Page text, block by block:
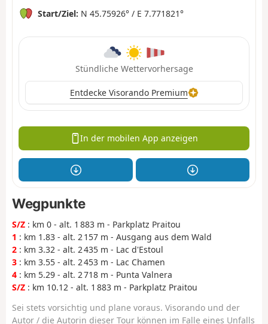
Start/Ziel: N 45.75926° / E 7.771821°
Stündliche Wettervorhersage
Entdecke Visorando Premium
In der mobilen App anzeigen
Wegpunkte
S/Z : km 0 - alt. 1 883 m - Parkplatz Praitou
1 : km 1.83 - alt. 2 157 m - Ausgang aus dem Wald
2 : km 3.32 - alt. 2 435 m - Lac d'Estoul
3 : km 3.55 - alt. 2 453 m - Lac Chamen
4 : km 5.29 - alt. 2 718 m - Punta Valnera
S/Z : km 10.12 - alt. 1 883 m - Parkplatz Praitou
Sei stets vorsichtig und plane voraus. Visorando und der
Autor / die Autorin dieser Tour können im Falle eines Unfalls